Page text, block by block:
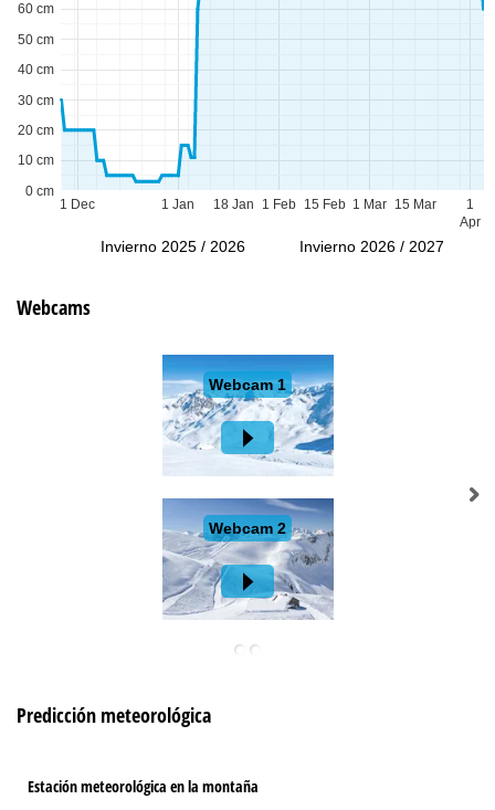
1 Dec 1 Jan 1 Feb 1 Mar
1
Apr
18 Jan 15 Feb 15 Mar
0 cm
10 cm
20 cm
30 cm
40 cm
50 cm
60 cm
Invierno 2025 / 2026 Invierno 2026 / 2027
Webcams
Predicción meteorológica
Estación meteorológica en la montaña